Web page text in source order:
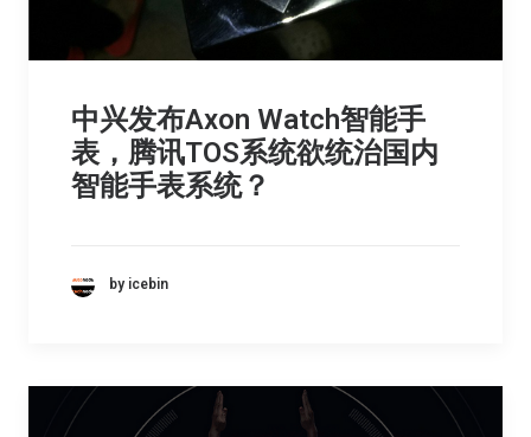
中兴发布Axon Watch智能手
表，腾讯TOS系统欲统治国内
智能手表系统？
by icebin